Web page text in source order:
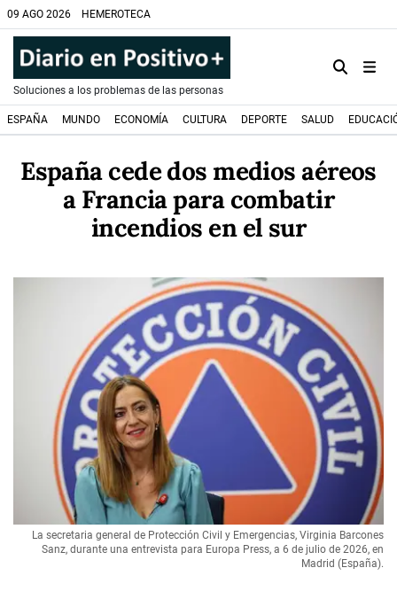
09 AGO 2026 HEMEROTECA
Soluciones a los problemas de las personas
ESPAÑA MUNDO ECONOMÍA CULTURA DEPORTE SALUD
España cede dos medios aéreos
a Francia para combatir
incendios en el sur
La secretaria general de Protección Civil y Emergencias, Virginia Barcones
Sanz, durante una entrevista para Europa Press, a 6 de julio de 2026, en
Madrid (España).